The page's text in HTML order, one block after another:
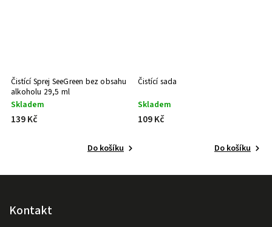
Čistící Sprej SeeGreen bez obsahu
alkoholu 29,5 ml
Skladem
139 Kč
Do košíku
Čistící sada
Skladem
109 Kč
Do košíku
Kontakt